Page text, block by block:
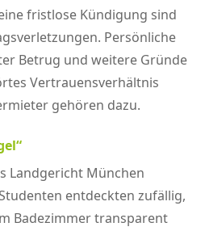
fristlose Kündigung sind
Persönliche
Betrug und weitere Gründe
Vertrauensverhältnis
gehören dazu.
Landgericht München
entdeckten zufällig,
Badezimmer transparent